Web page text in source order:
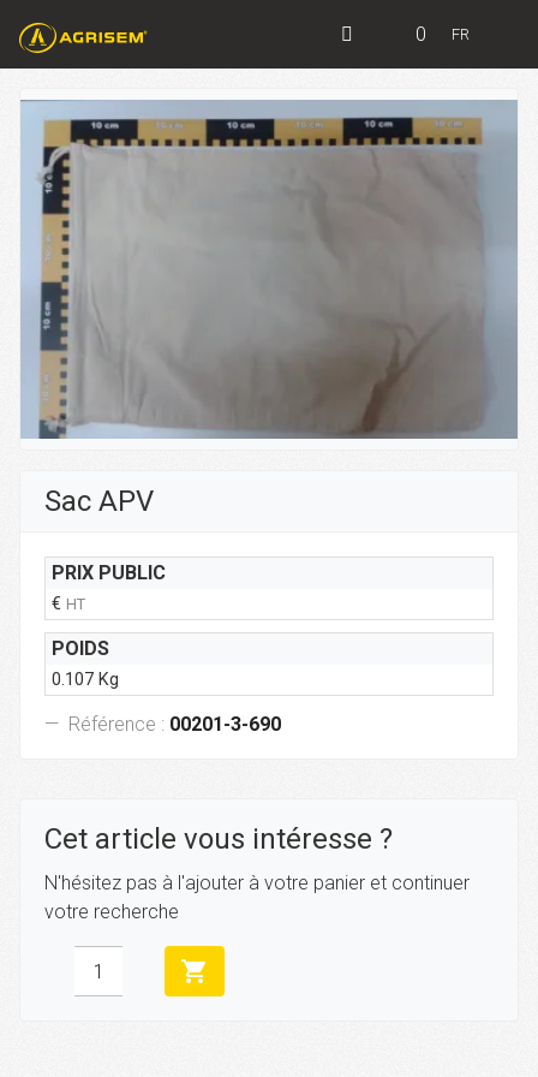
0 FR
Sac APV
PRIX PUBLIC
€ HT
POIDS
0.107 Kg
Référence : 00201-3-690
Cet article vous intéresse ?
N'hésitez pas à l'ajouter à votre panier et continuer
votre recherche
shopping_cart